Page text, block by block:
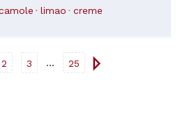
limao creme
2 3 ... 25